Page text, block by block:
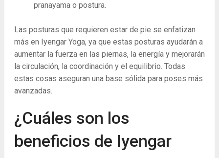
pranayama o postura.
Las posturas que requieren estar de pie se enfatizan
más en Iyengar Yoga, ya que estas posturas ayudarán a
aumentar la fuerza en las piernas, la energía y mejorarán
la circulación, la coordinación y el equilibrio. Todas
estas cosas aseguran una base sólida para poses más
avanzadas.
¿Cuáles son los
beneficios de Iyengar